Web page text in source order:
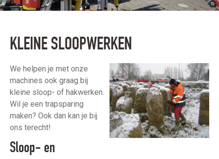
KLEINE SLOOPWERKEN
We helpen je met onze
machines ook graag bij
kleine sloop- of hakwerken.
Wil je een trapsparing
maken? Ook dan kan je bij
ons terecht!
Sloop- en